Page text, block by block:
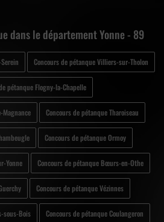
dans le département Yonne - 89
Concours de pétanque Villiers-sur-Tholon
pétanque Flogny-la-Chapelle
Concours de pétanque Tharoiseau
Concours de pétanque Ormoy
Yonne Concours de pétanque Bœurs-en-Othe
Concours de pétanque Vézinnes
sous-Bois Concours de pétanque Coulangeron